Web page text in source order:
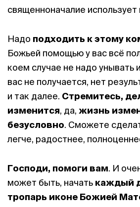
священноначалие
Надо подходить к этому
Божьей помощью у вас всё
коем случае не надо унывать
вас не получается, нет
и так далее. Стремитесь,
изменится, да, жизнь
безусловно. Сможете
легче, радостнее,
Господи, помоги вам. И
может быть, начать каждый
тропарь иконе Божией